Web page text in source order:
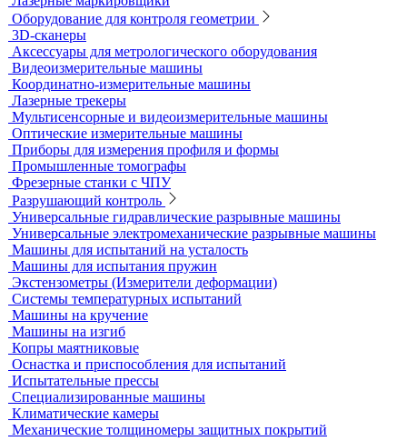
Контроль прочности бетона
Приборы теплового контроля
Прочность сцепления, адгезия
Системы обследования объектов
Электрический контроль
Дефектоскопы электроискровые
Автоматизация и роботизация
Автоматизация производственных процессов
Оборудование для контроля качества геометрии
Вертикальные фрезерные станки по металлу
Комлектующие для КИМ
Лазерные маркировщики
Оборудование для контроля геометрии
3D-сканеры
Аксессуары для метрологического оборудования
Видеоизмерительные машины
Координатно-измерительные машины
Лазерные трекеры
Мультисенсорные и видеоизмерительные машины
Оптические измерительные машины
Приборы для измерения профиля и формы
Промышленные томографы
Фрезерные станки с ЧПУ
Разрушающий контроль
Универсальные гидравлические разрывные машины
Универсальные электромеханические разрывные машины